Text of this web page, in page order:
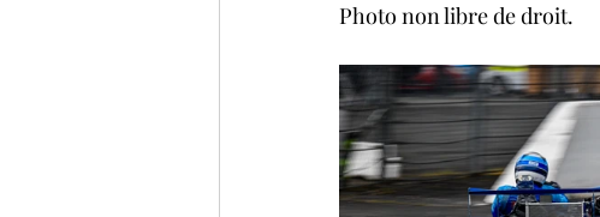
Photo non libre de droit.